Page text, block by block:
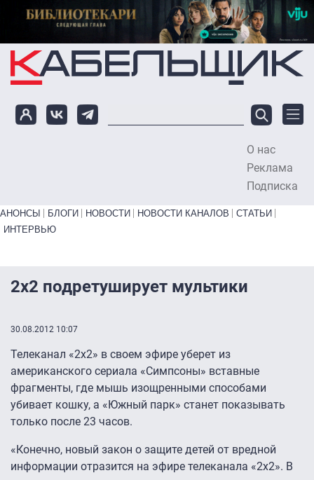
Перейти к основному содержанию
О нас
Реклама
Подписка
Primary links bottom
АНОНСЫ БЛОГИ НОВОСТИ НОВОСТИ КАНАЛОВ
СТАТЬИ
ИНТЕРВЬЮ
2х2 подретуширует мультики
30.08.2012 10:07
Телеканал «2х2» в своем эфире уберет из
американского сериала «Симпсоны» вставные
фрагменты, где мышь изощренными способами
убивает кошку, а «Южный парк» станет показывать
только после 23 часов.
«Конечно, новый закон о защите детей от вредной
информации отразится на эфире телеканала «2х2». В